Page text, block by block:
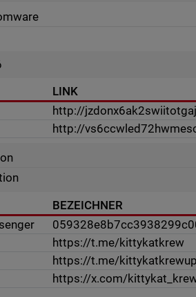
LINK
http://
http://
BEZEICHNER
https://t.me/kittykatkrew
https://t.me/
https://x.com/